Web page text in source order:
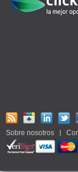
Sobre nosotros